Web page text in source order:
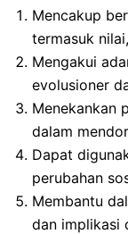
Mencakup
termasuk
Mengakui
evolusioner
Menekankan
dalam
Dapat
perubahan
Membantu
dan implikasi